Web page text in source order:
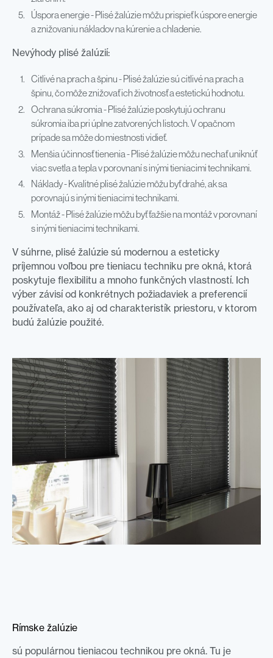
Úspora energie - Plisé žalúzie môžu prispieť k úspore energie
a znižovaniu nákladov na kúrenie a chladenie.
Nevýhody plisé žalúzií:
Citlivé na prach a špinu - Plisé žalúzie sú citlivé na prach a
špinu, čo môže znižovať ich životnosť a estetickú hodnotu.
Ochrana súkromia - Plisé žalúzie poskytujú ochranu
súkromia iba pri úplne zatvorených listoch. V opačnom
prípade sa môže do miestnosti vidieť.
Menšia účinnosť tienenia - Plisé žalúzie môžu nechať uniknúť
viac svetla a tepla v porovnaní s inými tieniacimi technikami.
Náklady - Kvalitné plisé žalúzie môžu byť drahé, ak sa
porovnajú s inými tieniacimi technikami.
Montáž - Plisé žalúzie môžu byť ťažšie na montáž v porovnaní
s inými tieniacimi technikami.
V súhrne, plisé žalúzie sú modernou a esteticky
príjemnou voľbou pre tieniacu techniku pre okná, ktorá
poskytuje flexibilitu a mnoho funkčných vlastností. Ich
výber závisí od konkrétnych požiadaviek a preferencií
používateľa, ako aj od charakteristík priestoru, v ktorom
budú žalúzie použité.
Rímske žalúzie
sú populárnou tieniacou technikou pre okná. Tu je